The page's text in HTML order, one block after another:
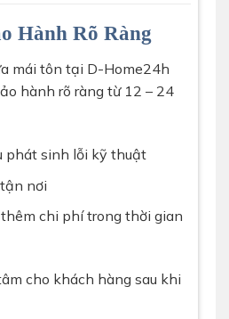
Hành Rõ Ràng
mái tôn tại D-Home24h
hành rõ ràng từ 12 – 24
phát sinh lỗi kỹ thuật
nơi
chi phí trong thời gian
cho khách hàng sau khi